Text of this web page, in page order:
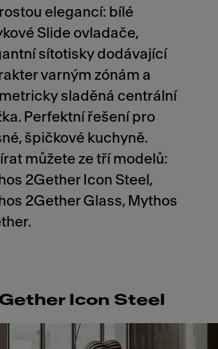
elegancí: bílé
Slide ovladače,
sítotisky dodávající
varným zónám a
sladěná centrální
Perfektní řešení pro
špičkové kuchyně.
můžete ze tří modelů:
2Gether Icon Steel,
2Gether Glass, Mythos
Icon Steel